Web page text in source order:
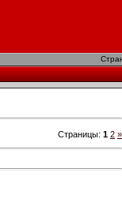
Страницы: 1 2 »